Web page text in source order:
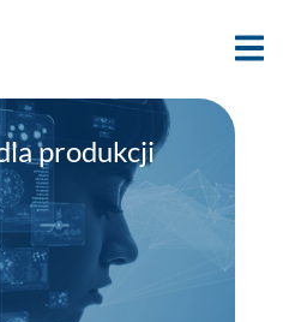
produkcji